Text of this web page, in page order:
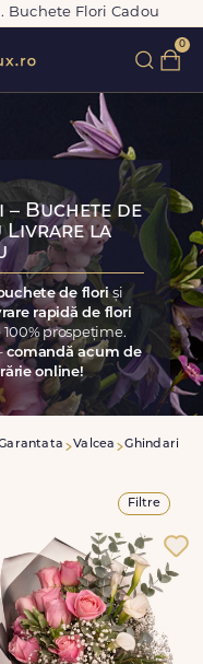
Buchete Flori Cadou
0
Buchete de
Livrare la
de floriși
rapidă de flori
prospețime.
comandă acum de
online!
Valcea Ghindari
Filtre